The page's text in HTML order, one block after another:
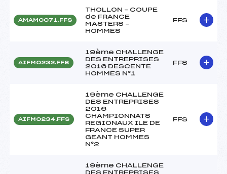
AMAM0071.FFS
THOLLON – COUPE
de FRANCE
MASTERS –
HOMMES
FFS
AIFM0232.FFS
19ème CHALLENGE
DES ENTREPRISES
2016 DESCENTE
HOMMES N°1
FFS
AIFM0234.FFS
19ème CHALLENGE
DES ENTREPRISES
2016
CHAMPIONNATS
REGIONAUX ILE DE
FRANCE SUPER
GEANT HOMMES
N°2
FFS
19ème CHALLENGE
DES ENTREPRISES